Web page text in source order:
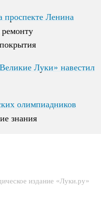
Ленина
Ленина
Луки» навестил
Луки» навестил
олимпиадников
знания
олимпиадников
знания
издание «Луки.ру»